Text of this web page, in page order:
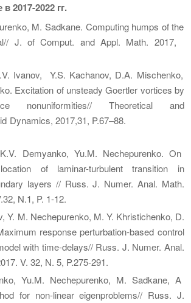
2017-2022 гг.
M. Sadkane. Computing humps of the
J. of Comput. and Appl. Math. 2017,
Ivanov, Y.S. Kachanov, D.A. Mischenko,
Excitation of unsteady Goertler vortices by
nonuniformities// Theoretical and
Dynamics, 2017,31, P.67–88.
Demyanko, Yu.M. Nechepurenko. On
of laminar-turbulent transition in
layers // Russ. J. Numer. Anal. Math.
N.1, P. 1-12.
Y. M. Nechepurenko, M. Y. Khristichenko, D.
response perturbation-based control
with time-delays// Russ. J. Numer. Anal.
V. 32, N. 5, P.275-291.
Yu.M. Nechepurenko, M. Sadkane, A
for non-linear eigenproblems// Russ. J.